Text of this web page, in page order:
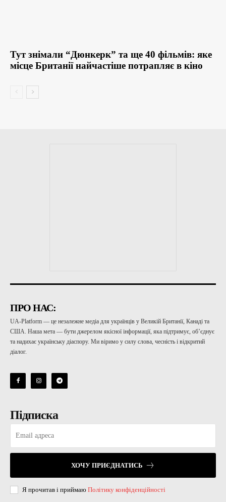
Тут знімали “Дюнкерк” та ще 40 фільмів: яке
місце Британії найчастіше потрапляє в кіно
ПРО НАС:
UA-Platform — це незалежне медіа для українців у Великій Британії, Канаді та
США. Наша мета — бути джерелом якісної інформації, яка підтримує, об’єднує
та надихає українську діаспору. Ми віримо у силу слова, чесність і відкритий
діалог.
Підписка
ХОЧУ ПРИЄДНАТИСЬ
Я прочитав і приймаю Політику конфіденційності